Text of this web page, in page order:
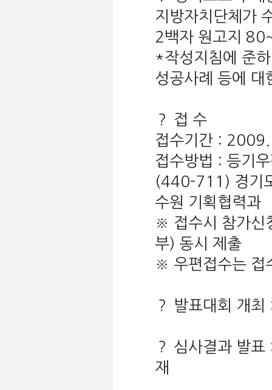
지방자치단체가
2백자 원고지
*작성지침에 준
성공사례 등에 대
？ 접 수
접수기간 :
접수방법 : 등기
(440-711) 경기
수원 기획협력과
※ 접수시 참가신
부) 동시 제출
※ 우편접수는 접
？ 발표대회 개
？ 심사결과 발
재